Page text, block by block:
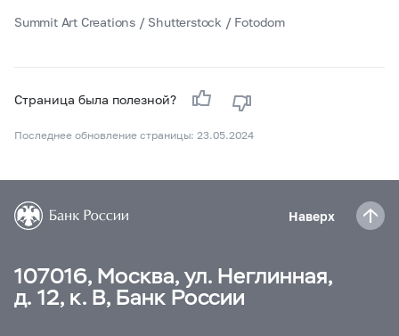
Summit Art Creations / Shutterstock / Fotodom
Страница была полезной?
Последнее обновление страницы: 23.05.2024
Наверх
107016, Москва, ул. Неглинная,
д. 12, к. В, Банк России